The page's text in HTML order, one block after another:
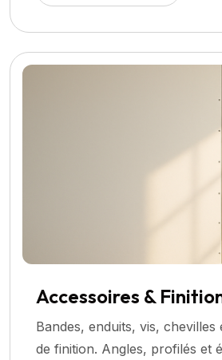
Accessoires &
Bandes, enduits, vis, chevilles
de finition. Angles, profilés et